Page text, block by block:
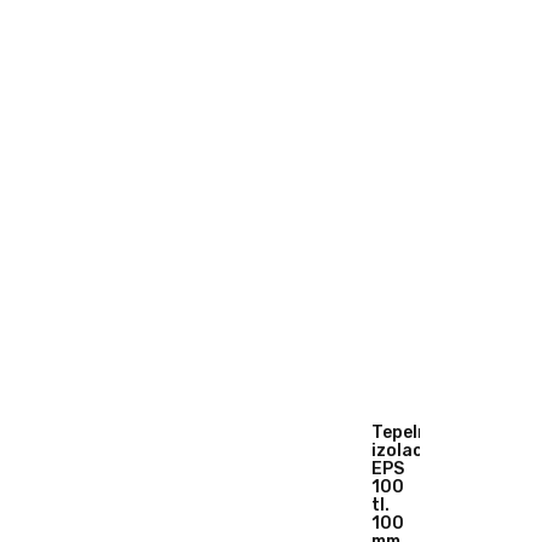
Tepelná
izolace
EPS
100
tl.
100